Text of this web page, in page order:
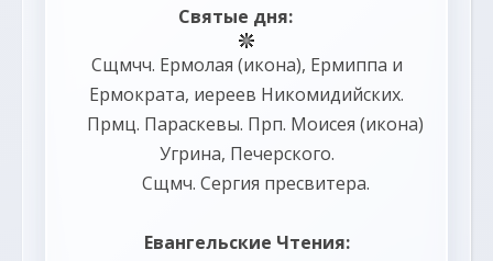
Святые дня:
Сщмчч. Ермолая (икона), Ермиппа и
Ермократа, иереев Никомидийских.
Прмц. Параскевы. Прп. Моисея (икона)
Угрина, Печерского.
Сщмч. Сергия пресвитера.
Евангельские Чтения: